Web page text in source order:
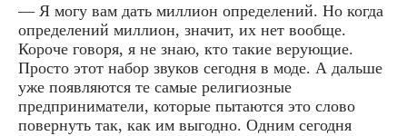
— Я могу вам дать миллион определений. Но когда
определений миллион, значит, их нет вообще.
Короче говоря, я не знаю, кто такие верующие.
Просто этот набор звуков сегодня в моде. А дальше
уже появляются те самые религиозные
предприниматели, которые пытаются это слово
повернуть так, как им выгодно. Одним сегодня